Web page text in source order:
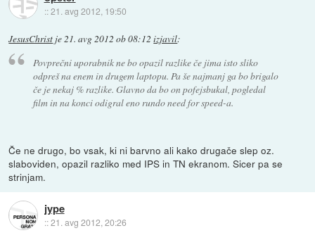
::21. avg 2012, 19:50
JesusChrist je21. avg 2012 ob 08:12 izjavil:
Povprečni uporabnik ne bo opazil razlike če jima isto sliko
odpreš na enem in drugem laptopu. Pa še najmanj ga bo brigalo
če je nekaj % razlike. Glavno da bo on pofejsbukal, pogledal
film in na konci odigral eno rundo need for speed-a.
Če ne drugo, bo vsak, ki ni barvno ali kako drugače slep oz.
slaboviden, opazil razliko med IPS in TN ekranom. Sicer pa se
strinjam.
jype
::21. avg 2012, 20:26